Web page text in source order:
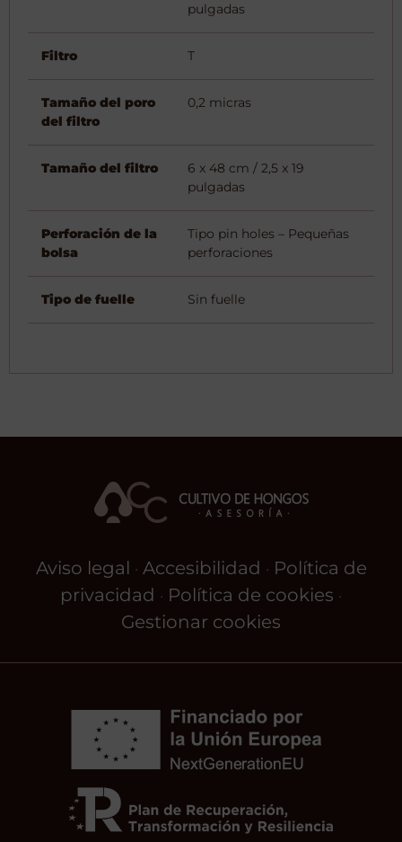
pulgadas
Filtro T
Tamaño del poro
del filtro
0,2 micras
Tamaño del filtro
6 x 48 cm / 2,5 x 19
pulgadas
Perforación de la
bolsa
Tipo pin holes – Pequeñas
perforaciones
Tipo de fuelle Sin fuelle
Aviso legal · Accesibilidad · Política de
privacidad · Política de cookies ·
Gestionar cookies